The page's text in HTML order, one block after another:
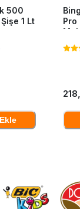
500
1 Lt
Pro